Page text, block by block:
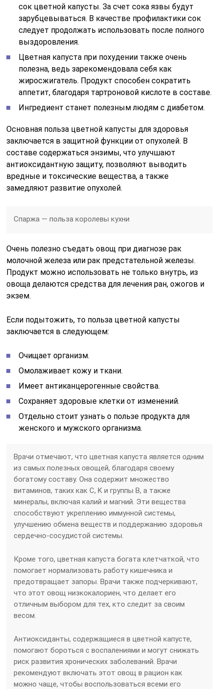
сок цветной капусты. За счет сока язвы будут
зарубцевываться. В качестве профилактики сок
следует продолжать использовать после полного
выздоровления.
Цветная капуста при похудении также очень
полезна, ведь зарекомендовала себя как
жиросжигатель. Продукт способен сократить
аппетит, благодаря тартроновой кислоте в составе.
Ингредиент станет полезным людям с диабетом.
Основная польза цветной капусты для здоровья
заключается в защитной функции от опухолей. В
составе содержаться энзимы, что улучшают
антиоксидантную защиту, позволяют выводить
вредные и токсические вещества, а также
замедляют развитие опухолей.
Спаржа — польза королевы кухни
Очень полезно съедать овощ при диагнозе рак
молочной железа или рак предстательной железы.
Продукт можно использовать не только внутрь, из
овоща делаются средства для лечения ран, ожогов и
экзем.
Если подытожить, то польза цветной капусты
заключается в следующем:
Очищает организм.
Омолаживает кожу и ткани.
Имеет антиканцерогенные свойства.
Сохраняет здоровые клетки от изменений.
Отдельно стоит узнать о пользе продукта для
женского и мужского организма.
Врачи отмечают, что цветная капуста является одним
из самых полезных овощей, благодаря своему
богатому составу. Она содержит множество
витаминов, таких как C, K и группы B, а также
минералы, включая калий и магний. Эти вещества
способствуют укреплению иммунной системы,
улучшению обмена веществ и поддержанию здоровья
сердечно-сосудистой системы.
Кроме того, цветная капуста богата клетчаткой, что
помогает нормализовать работу кишечника и
предотвращает запоры. Врачи также подчеркивают,
что этот овощ низкокалориен, что делает его
отличным выбором для тех, кто следит за своим
весом.
Антиоксиданты, содержащиеся в цветной капусте,
помогают бороться с воспалениями и могут снижать
риск развития хронических заболеваний. Врачи
рекомендуют включать этот овощ в рацион как
можно чаще, чтобы воспользоваться всеми его